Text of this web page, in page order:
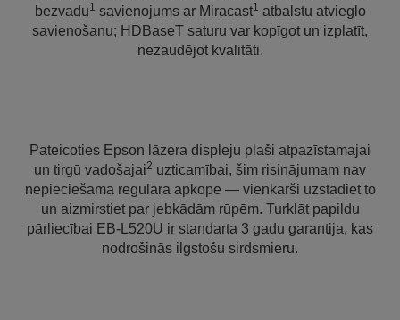
bezvadu1 savienojums ar Miracast1 atbalstu atvieglo
savienošanu; HDBaseT saturu var kopīgot un izplatīt,
nezaudējot kvalitāti.
Pateicoties Epson lāzera displeju plaši atpazīstamajai
un tirgū vadošajai2 uzticamībai, šim risinājumam nav
nepieciešama regulāra apkope — vienkārši uzstādiet to
un aizmirstiet par jebkādām rūpēm. Turklāt papildu
pārliecībai EB-L520U ir standarta 3 gadu garantija, kas
nodrošinās ilgstošu sirdsmieru.